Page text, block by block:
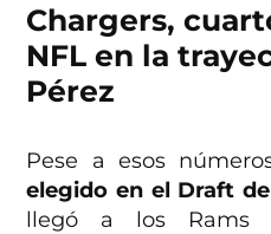
Chargers,
NFL en la
Pérez
Pese a esos
elegido en el Draft
llegó a los Rams